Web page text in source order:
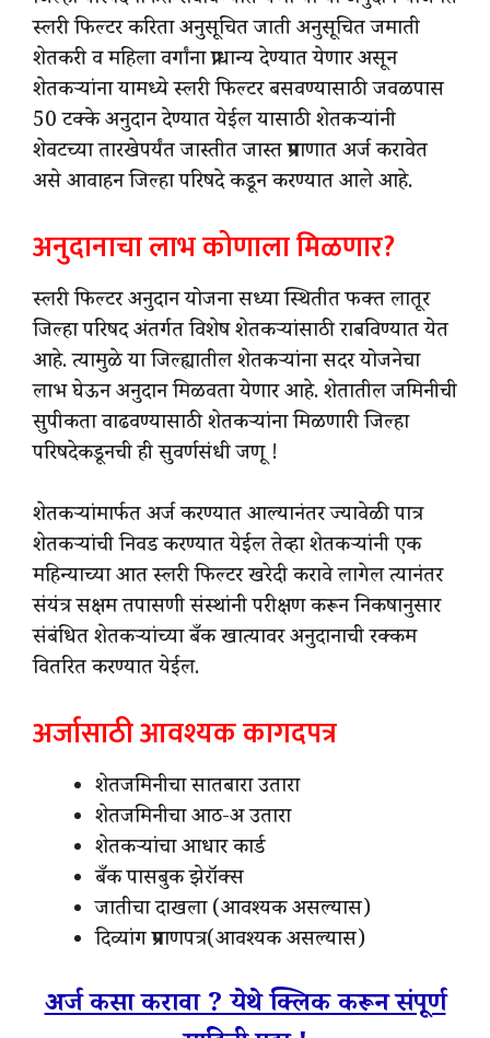
स्लरी फिल्टर करिता अनुसूचित जाती अनुसूचित जमाती
शेतकरी व महिला वर्गांना प्राधान्य देण्यात येणार असून
शेतकऱ्यांना यामध्ये स्लरी फिल्टर बसवण्यासाठी जवळपास
50 टक्के अनुदान देण्यात येईल यासाठी शेतकऱ्यांनी
शेवटच्या तारखेपर्यंत जास्तीत जास्त प्रमाणात अर्ज करावेत
असे आवाहन जिल्हा परिषदे कडून करण्यात आले आहे.
अनुदानाचा लाभ कोणाला मिळणार?
स्लरी फिल्टर अनुदान योजना सध्या स्थितीत फक्त लातूर
जिल्हा परिषद अंतर्गत विशेष शेतकऱ्यांसाठी राबविण्यात येत
आहे. त्यामुळे या जिल्ह्यातील शेतकऱ्यांना सदर योजनेचा
लाभ घेऊन अनुदान मिळवता येणार आहे. शेतातील जमिनीची
सुपीकता वाढवण्यासाठी शेतकऱ्यांना मिळणारी जिल्हा
परिषदेकडूनची ही सुवर्णसंधी जणू !
शेतकऱ्यांमार्फत अर्ज करण्यात आल्यानंतर ज्यावेळी पात्र
शेतकऱ्यांची निवड करण्यात येईल तेव्हा शेतकऱ्यांनी एक
महिन्याच्या आत स्लरी फिल्टर खरेदी करावे लागेल त्यानंतर
संयंत्र सक्षम तपासणी संस्थांनी परीक्षण करून निकषानुसार
संबंधित शेतकऱ्यांच्या बँक खात्यावर अनुदानाची रक्कम
वितरित करण्यात येईल.
अर्जासाठी आवश्यक कागदपत्र
शेतजमिनीचा सातबारा उतारा
शेतजमिनीचा आठ-अ उतारा
शेतकऱ्यांचा आधार कार्ड
बँक पासबुक झेरॉक्स
जातीचा दाखला (आवश्यक असल्यास)
दिव्यांग प्रमाणपत्र(आवश्यक असल्यास)
अर्ज कसा करावा ? येथे क्लिक करून संपूर्ण